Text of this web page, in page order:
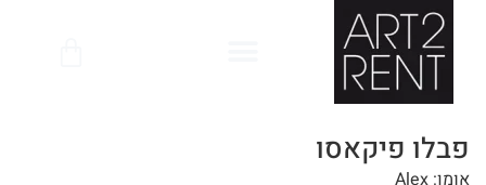
פבלו פיקאסו
אומן: Alex